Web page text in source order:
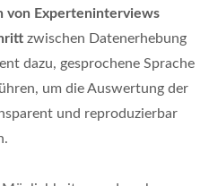
von Experteninterviews
zwischen Datenerhebung
dazu, gesprochene Sprache
um die Auswertung der
und reproduzierbar